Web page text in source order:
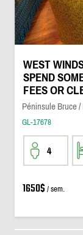
WEST
SPEND
FEES OR
Péninsule Bruce
GL-17678
4
1650$ / sem.